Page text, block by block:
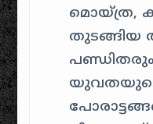
മൊയ്ത്ര,
തുടങ്ങിയ
യുവതയുടെ